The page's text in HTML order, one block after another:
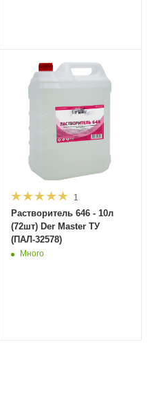
1
Растворитель 646 - 10л
(72шт) Der Master ТУ
(ПАЛ-32578)
Много